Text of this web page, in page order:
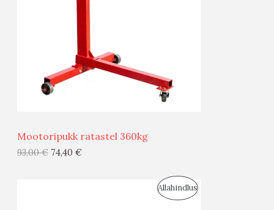
S
Mootoripukk ratastel 360kg
93,00€ 74,40 €
AllahindlusS